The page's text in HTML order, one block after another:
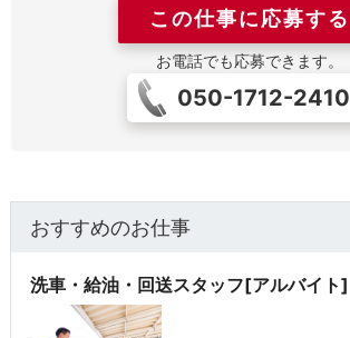
この仕事に応募する
お電話でも応募できます。
050-1712-2410
おすすめのお仕事
洗車・給油・回送スタッフ[アルバイト]